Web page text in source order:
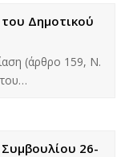
του Δημοτικού
(άρθρο 159, Ν.
26-